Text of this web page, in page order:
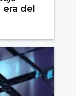
del